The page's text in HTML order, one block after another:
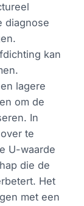
diagnose
kan
lagere
om de
In
te
U-waarde
die de
Het
met een